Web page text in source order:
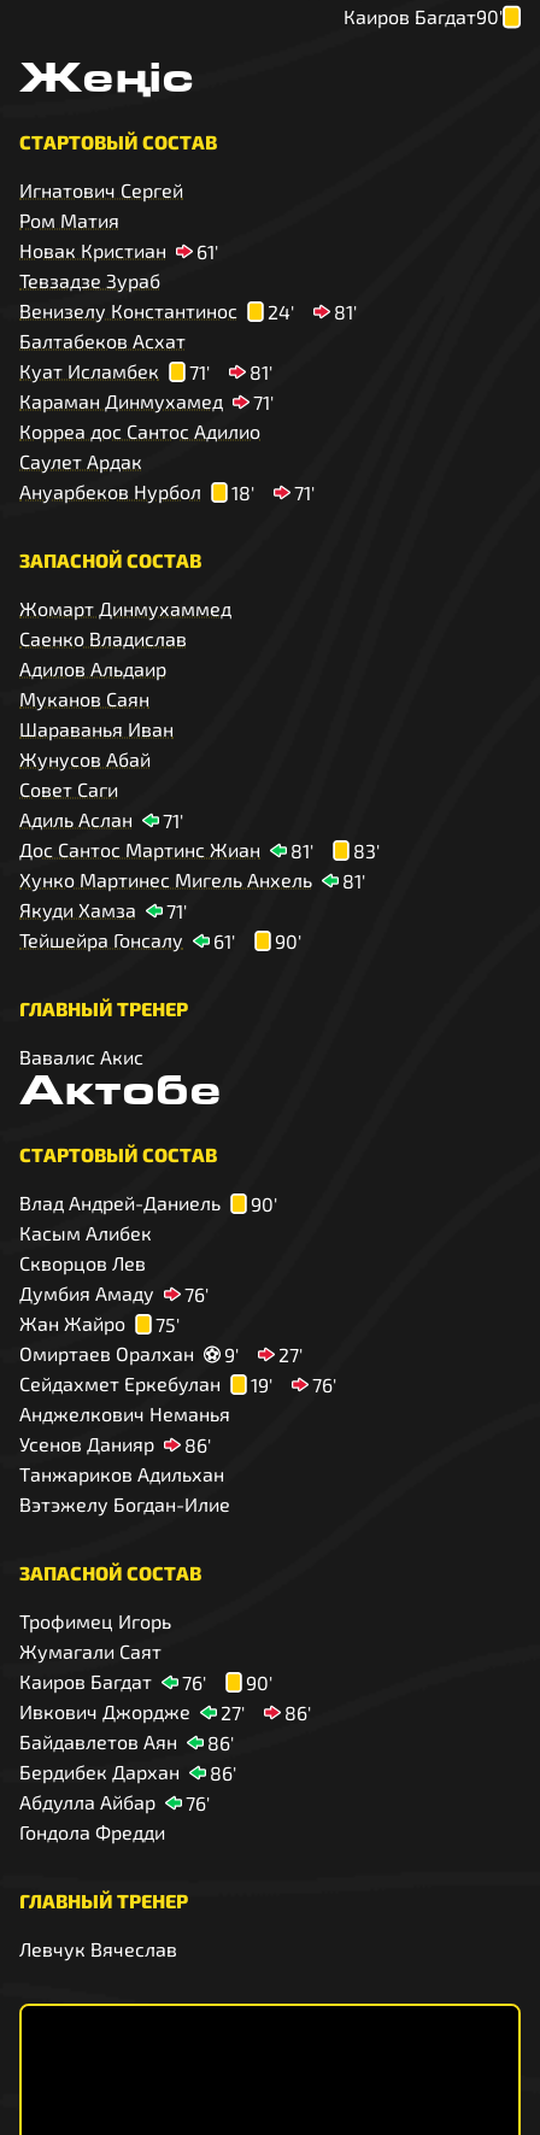
90'
Каиров Багдат
Жеңіс
СТАРТОВЫЙ СОСТАВ
Игнатович Сергей
Ром Матия
Новак Кристиан
61'
Тевзадзе Зураб
Венизелу Константинос
24'
81'
Балтабеков Асхат
Куат Исламбек
71'
81'
Караман Динмухамед
71'
Корреа дос Сантос Адилио
Саулет Ардак
Ануарбеков Нурбол
18' 71'
ЗАПАСНОЙ СОСТАВ
Жомарт Динмухаммед
Саенко Владислав
Адилов Альдаир
Муканов Саян
Шараванья Иван
Жунусов Абай
Совет Саги
Адиль Аслан
71'
Дос Сантос Мартинс Жиан
81'
83'
Хунко Мартинес Мигель Анхель
81'
Якуди Хамза
71'
Тейшейра Гонсалу
61' 90'
ГЛАВНЫЙ ТРЕНЕР
Вавалис Акис
Актобе
СТАРТОВЫЙ СОСТАВ
Влад Андрей-Даниель
90'
Касым Алибек
Скворцов Лев
Думбия Амаду
76'
Жан Жайро
75'
Омиртаев Оралхан
9'
27'
Сейдахмет Еркебулан
19'
76'
Анджелкович Неманья
Усенов Данияр
86'
Танжариков Адильхан
Вэтэжелу Богдан-Илие
ЗАПАСНОЙ СОСТАВ
Трофимец Игорь
Жумагали Саят
Каиров Багдат
76'
90'
Ивкович Джордже
27'
86'
Байдавлетов Аян
86'
Бердибек Дархан
86'
Абдулла Айбар
76'
Гондола Фредди
ГЛАВНЫЙ ТРЕНЕР
Левчук Вячеслав